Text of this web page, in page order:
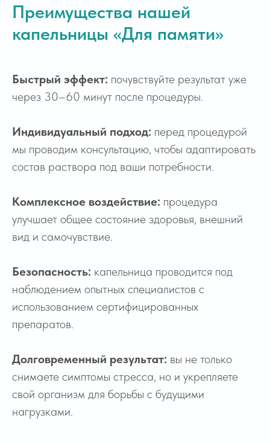
Преимущества нашей
капельницы «Для памяти»
Быстрый эффект: почувствуйте результат уже
через 30–60 минут после процедуры.
Индивидуальный подход: перед процедурой
мы проводим консультацию, чтобы адаптировать
состав раствора под ваши потребности.
Комплексное воздействие: процедура
улучшает общее состояние здоровья, внешний
вид и самочувствие.
Безопасность: капельница проводится под
наблюдением опытных специалистов с
использованием сертифицированных
препаратов.
Долговременный результат: вы не только
снимаете симптомы стресса, но и укрепляете
свой организм для борьбы с будущими
нагрузками.